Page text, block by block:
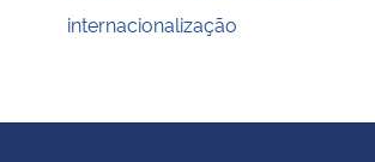
internacionalização